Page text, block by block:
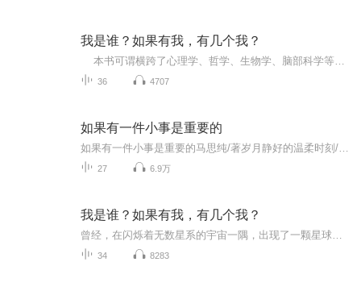
我是谁？如果有我，有几个我？
36 4707
如果有一件小事是重要的
27 6.9万
我是谁？如果有我，有几个我？
34 8283